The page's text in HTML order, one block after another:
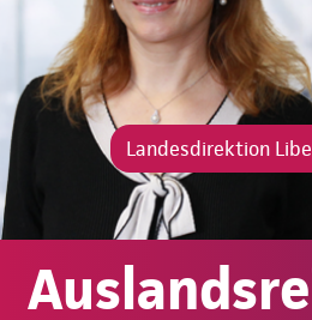
Landesdirektion